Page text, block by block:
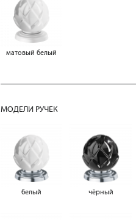
матовый белый
МОДЕЛИ РУЧЕК
белый чёрный